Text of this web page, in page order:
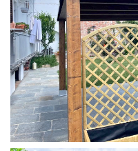
PERGOLA 4 X 3 COLOR